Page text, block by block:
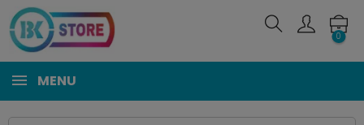
0
MENU